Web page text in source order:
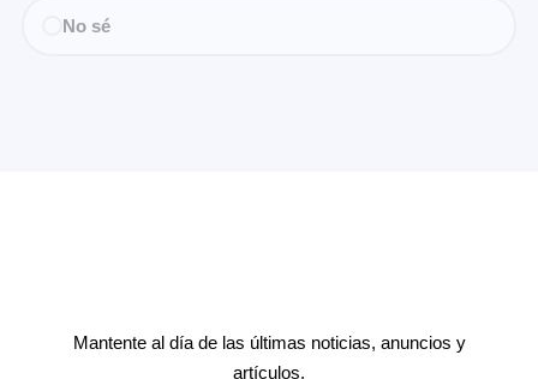
No sé
Mantente al día de las últimas noticias, anuncios y
artículos.